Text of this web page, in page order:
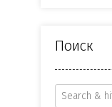
Поиск